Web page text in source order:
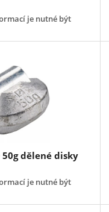
je nutné být
50g dělené disky
je nutné být